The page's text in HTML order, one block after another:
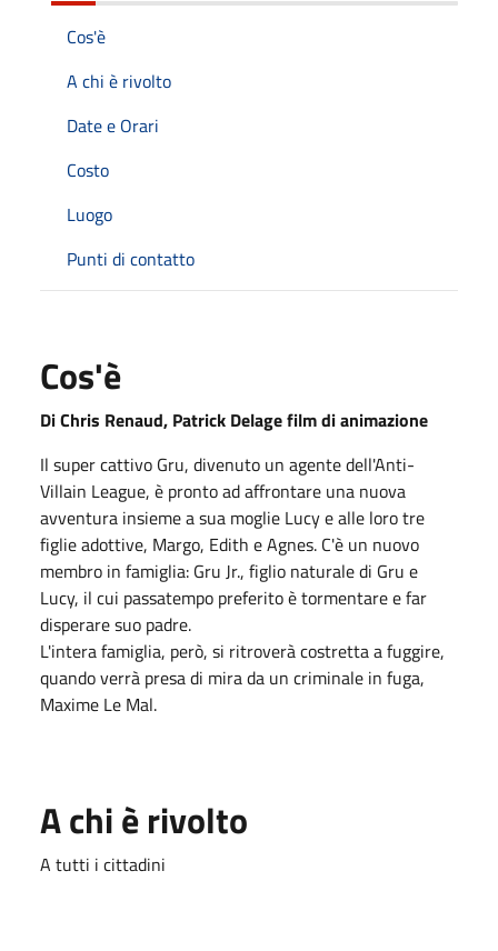
Cos'è
A chi è rivolto
Date e Orari
Costo
Luogo
Punti di contatto
Cos'è
Di Chris Renaud, Patrick Delage film di animazione
Il super cattivo Gru, divenuto un agente dell'Anti-
Villain League, è pronto ad affrontare una nuova
avventura insieme a sua moglie Lucy e alle loro tre
figlie adottive, Margo, Edith e Agnes. C'è un nuovo
membro in famiglia: Gru Jr., figlio naturale di Gru e
Lucy, il cui passatempo preferito è tormentare e far
disperare suo padre.
L'intera famiglia, però, si ritroverà costretta a fuggire,
quando verrà presa di mira da un criminale in fuga,
Maxime Le Mal.
A chi è rivolto
A tutti i cittadini